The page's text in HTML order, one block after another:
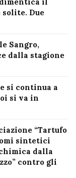
solite. Due
Sangro,
dalla stagione
si continua a
si va in
“Tartufo
sintetici
dalla
contro gli